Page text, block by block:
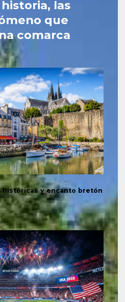
las
que
comarca
históricas y encanto bretón